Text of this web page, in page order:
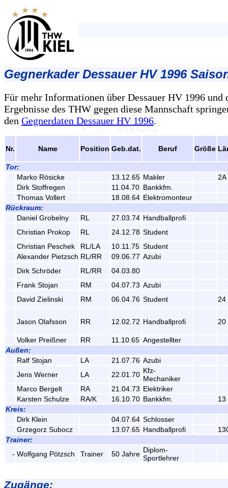
Gegnerkader Dessauer HV 1996
Für mehr Informationen über Dessauer HV 1996 und
Ergebnisse des THW gegen diese Mannschaft
den Gegnerdaten Dessauer HV 1996.
Nr. Name Position Geb.dat. Beruf Größe
Tor:
Marko Rösicke
13.12.65 Makler
2A
Dirk Stoffregen
11.04.70 Bankkfm.
Thomas Vollert
18.08.64 Elektromonteur
Rückraum:
Daniel Grobelny
RL 27.03.74 Handballprofi
Christian Prokop
RL 24.12.78 Student
Christian Peschek
RL/LA 10.11.75 Student
Alexander Pietzsch RL/RR 09.06.77 Azubi
Dirk Schröder
RL/RR
04.03.80
Frank Stojan
RM 04.07.73 Azubi
David Zielinski
RM 06.04.76 Student 24
Jason Olafsson RR 12.02.72 Handballprofi 20
Volker Preißner RR 11.10.65 Angestellter
Außen:
Ralf Stojan
LA 21.07.76 Azubi
Jens Werner
LA 22.01.70 Kfz-
Mechaniker
Marco Bergelt
RA 21.04.73 Elektriker
Karsten Schulze
RA/K 16.10.70 Bankkfm.
13
Kreis:
Dirk Klein
04.07.64 Schlosser
Grzegorz Subocz
13.07.65 Handballprofi
Trainer:
- Wolfgang Pötzsch Trainer 50 Jahre Diplom-
Sportlehrer
Zugänge: